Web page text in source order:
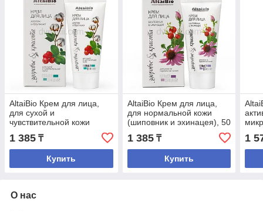
AltaiBio Крем для лица,
для сухой и
чувствительной кожи
(хлопок и брусника), 50
мл
1 385 ₸
Купить
AltaiBio Крем для лица,
для нормальной кожи
(шиповник и эхинацея), 50
1 385₸
Купить
1
О нас